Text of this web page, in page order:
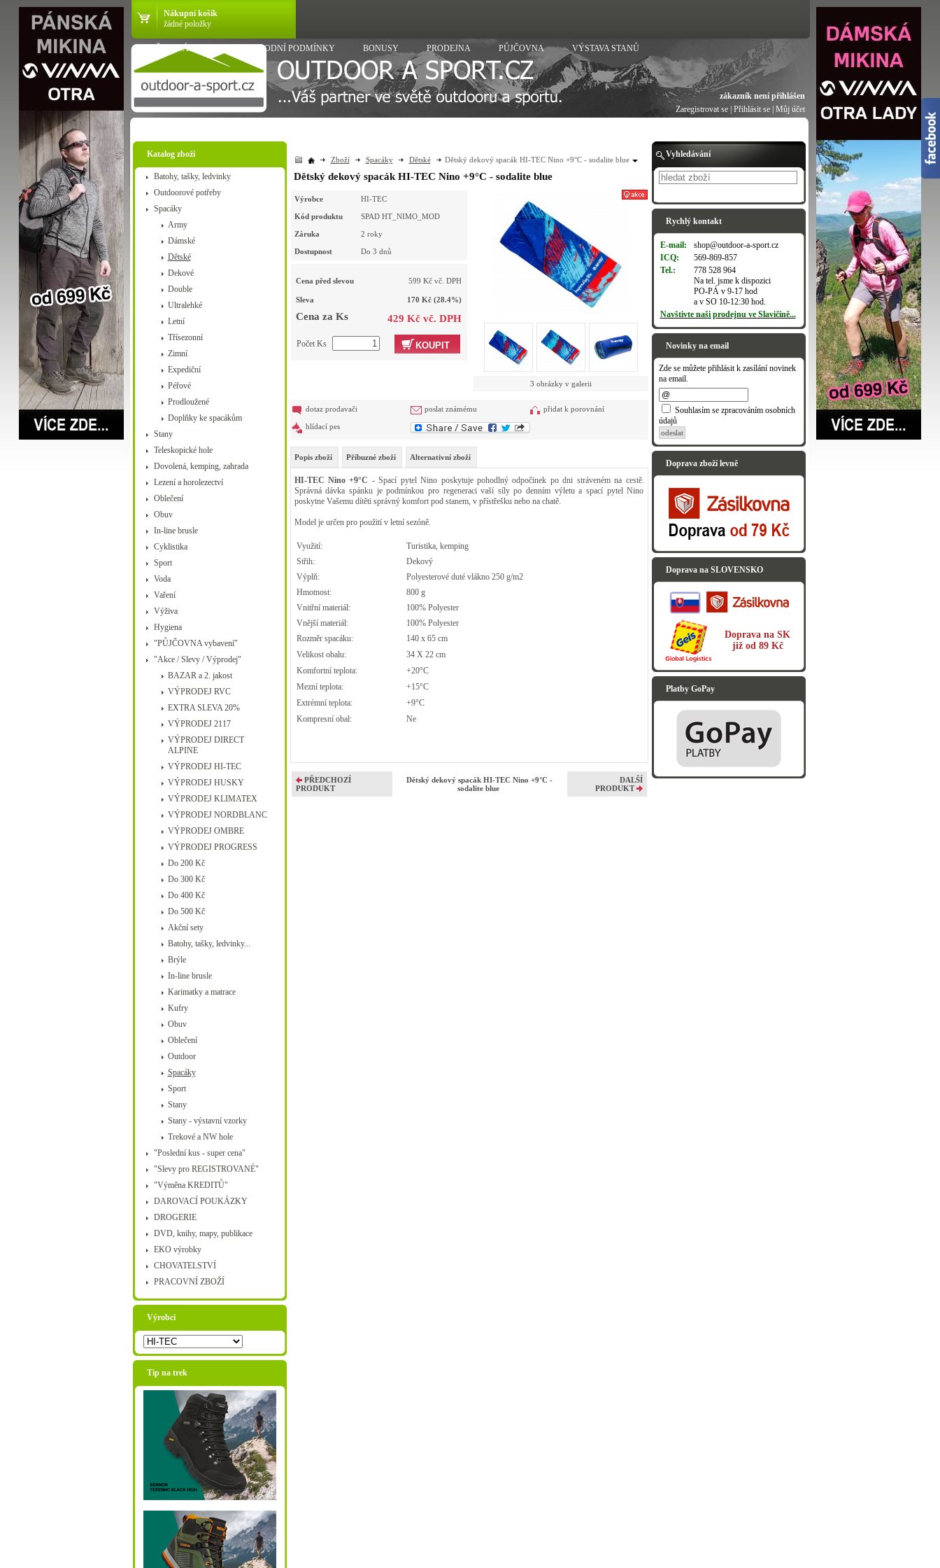
Nákupní košík
žádné položky
VŠE O NÁKUPU OBCHODNÍ PODMÍNKY BONUSY PRODEJNA PŮJČOVNA VÝSTAVA STANŮ
zákazník není přihlášen
Zaregistrovat se| Přihlásit se| Můj účet
Katalog zboží
Batohy, tašky, ledvinky
Outdoorové potřeby
Spacáky
Army
Dámské
Dětské
Dekové
Double
Ultralehké
Letní
Třísezonní
Zimní
Expediční
Péřové
Prodloužené
Doplňky ke spacákům
Stany
Teleskopické hole
Dovolená, kemping, zahrada
Lezení a horolezectví
Oblečení
Obuv
In-line brusle
Cyklistika
Sport
Voda
Vaření
Výživa
Hygiena
"PŮJČOVNA vybavení"
"Akce / Slevy / Výprodej"
BAZAR a 2. jakost
VÝPRODEJ RVC
EXTRA SLEVA 20%
VÝPRODEJ 2117
VÝPRODEJ DIRECT
ALPINE
VÝPRODEJ HI-TEC
VÝPRODEJ HUSKY
VÝPRODEJ KLIMATEX
VÝPRODEJ NORDBLANC
VÝPRODEJ OMBRE
VÝPRODEJ PROGRESS
Do 200 Kč
Do 300 Kč
Do 400 Kč
Do 500 Kč
Akční sety
Batohy, tašky, ledvinky...
Brýle
In-line brusle
Karimatky a matrace
Kufry
Obuv
Oblečení
Outdoor
Spacáky
Sport
Stany
Stany - výstavní vzorky
Trekové a NW hole
"Poslední kus - super cena"
"Slevy pro REGISTROVANÉ"
"Výměna KREDITŮ"
DAROVACÍ POUKÁZKY
DROGERIE
DVD, knihy, mapy, publikace
EKO výrobky
CHOVATELSTVÍ
PRACOVNÍ ZBOŽÍ
Výrobci
Tip na trek
Zboží Spacáky Dětské Dětský dekový spacák HI-TEC Nino +9°C - sodalite blue
Dětský dekový spacák HI-TEC Nino +9°C - sodalite blue
Výrobce HI-TEC
Kód produktu SPAD HT_NIMO_MOD
Záruka 2 roky
Dostupnost Do 3 dnů
Cena před slevou 599 Kč vč. DPH
Sleva 170 Kč(28.4%)
Cena za Ks 429 Kč vč. DPH
KOUPIT
Počet Ks
3 obrázky v galerii
dotaz prodavači poslat známému přidat k porovnání
hlídací pes
Popis zboží Příbuzné zboží Alternativní zboží
HI-TEC Nino +9°C - Spací pytel Nino poskytuje pohodlný odpočinek po dni stráveném na cestě.
Správná dávka spánku je podmínkou pro regeneraci vaší síly po denním výletu a spací pytel Nino
poskytne Vašemu dítěti správný komfort pod stanem, v přístřešku nebo na chatě.
Model je určen pro použití v letní sezóně.
Využití:
Turistika, kemping
Střih:
Dekový
Výplň:
Polyesterové duté vlákno 250 g/m2
Hmotnost:
800 g
Vnitřní materiál:
100% Polyester
Vnější materiál:
100% Polyester
Rozměr spacáku:
140 x 65 cm
Velikost obalu:
34 X 22 cm
Komfortní teplota:
+20°C
Mezní teplota:
+15°C
Extrémní teplota:
+9°C
Kompresní obal:
Ne
PŘEDCHOZÍ
PRODUKT
Dětský dekový spacák HI-TEC Nino +9°C -
sodalite blue
DALŠÍ
PRODUKT
Vyhledávání
Rychlý kontakt
E-mail:
shop@outdoor-a-sport.cz
ICQ:
569-869-857
Tel.:
778 528 964
Na tel. jsme k dispozici
PO-PÁ v 9-17 hod
a v SO 10-12:30 hod.
Navštivte naši prodejnu ve Slavičíně...
Novinky na email
Zde se můžete přihlásit k zasílání novinek
na email.
Souhlasím se zpracováním osobních
údajů
odeslat
Doprava zboží levně
Doprava na SLOVENSKO
Doprava na SK
již od 89 Kč
Platby GoPay